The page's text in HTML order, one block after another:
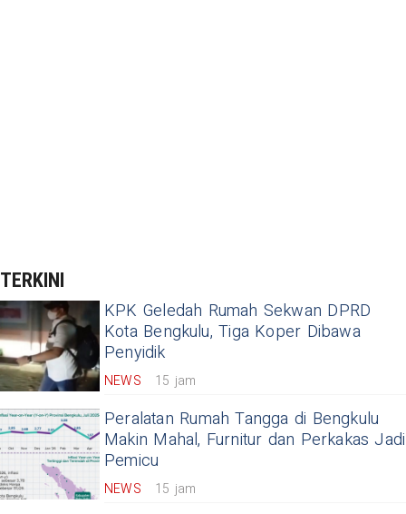
TERKINI
KPK Geledah Rumah Sekwan DPRD
Kota Bengkulu, Tiga Koper Dibawa
Penyidik
NEWS 15 jam
Peralatan Rumah Tangga di Bengkulu
Makin Mahal, Furnitur dan Perkakas Jadi
Pemicu
NEWS 15 jam